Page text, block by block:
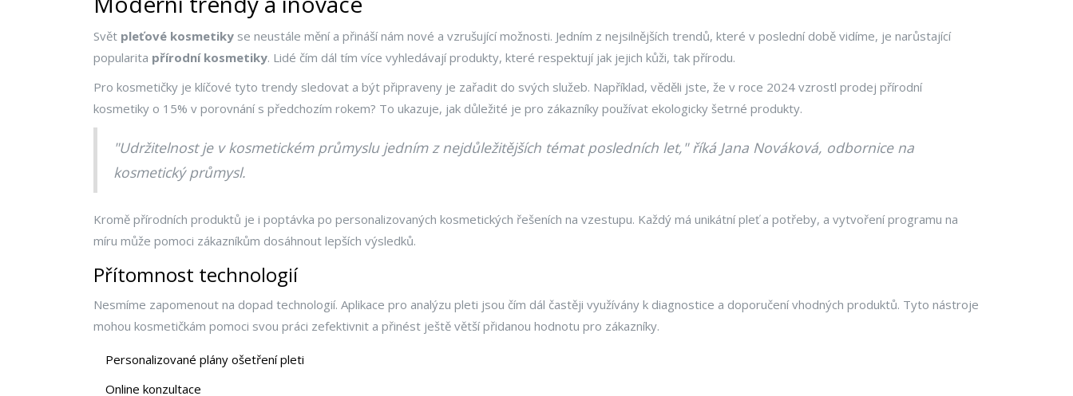
Svět pleťové kosmetiky se neustále mění a přináší nám nové a vzrušující možnosti. Jedním z nejsilnějších trendů, které v poslední době vidíme, je narůstající
popularita přírodní kosmetiky. Lidé čím dál tím více vyhledávají produkty, které respektují jak jejich kůži, tak přírodu.
Pro kosmetičky je klíčové tyto trendy sledovat a být připraveny je zařadit do svých služeb. Například, věděli jste, že v roce 2024 vzrostl prodej přírodní
kosmetiky o 15% v porovnání s předchozím rokem? To ukazuje, jak důležité je pro zákazníky používat ekologicky šetrné produkty.
"Udržitelnost je v kosmetickém průmyslu jedním z nejdůležitějších témat posledních let," říká Jana Nováková, odbornice na
kosmetický průmysl.
Kromě přírodních produktů je i poptávka po personalizovaných kosmetických řešeních na vzestupu. Každý má unikátní pleť a potřeby, a vytvoření programu na
míru může pomoci zákazníkům dosáhnout lepších výsledků.
Přítomnost technologií
Nesmíme zapomenout na dopad technologií. Aplikace pro analýzu pleti jsou čím dál častěji využívány k diagnostice a doporučení vhodných produktů. Tyto nástroje
mohou kosmetičkám pomoci svou práci zefektivnit a přinést ještě větší přidanou hodnotu pro zákazníky.
Personalizované plány ošetření pleti
Online konzultace